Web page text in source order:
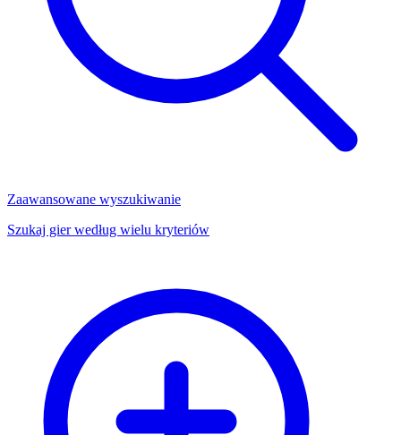
Zaawansowane wyszukiwanie
Szukaj gier według wielu kryteriów